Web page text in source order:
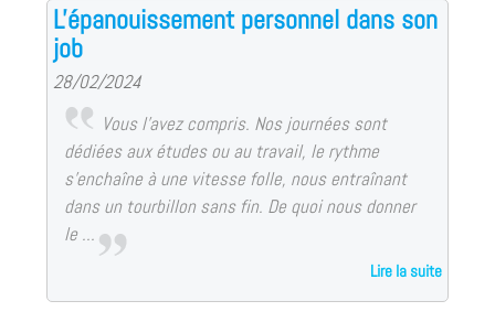
L'épanouissement personnel dans son
job
28/02/2024
Vous l’avez compris. Nos journées sont
dédiées aux études ou au travail, le rythme
s’enchaîne à une vitesse folle, nous entraînant
dans un tourbillon sans fin. De quoi nous donner
le ...
Lire la suite